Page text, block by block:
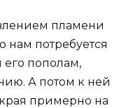
пламени
нам потребуется
пополам,
А потом к ней
примерно на